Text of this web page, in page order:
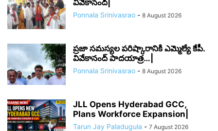
వివేకానంద్|
Ponnala Srinivasrao - 8 August 2026
ప్రజా సమస్యల పరిష్కారానికి ఎమ్మెల్యే కేపీ.
వివేకానంద్ పాదయాత్ర…|
Ponnala Srinivasrao - 8 August 2026
JLL Opens Hyderabad GCC,
Plans Workforce Expansion|
Tarun Jay Paladugula - 7 August 2026